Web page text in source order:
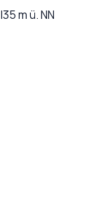
|35m ü. NN